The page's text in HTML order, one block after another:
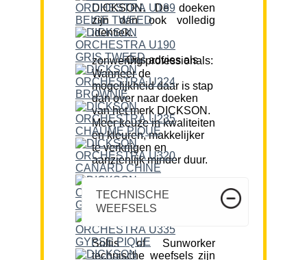
DICKSON. De doeken
zijn dan ook volledig
identiek.
Ons advies als zonwering professionals:
Wanneer de
mogelijkheid daar is stap
dan over naar doeken
van het merk DICKSON.
Meer keuze in kwaliteiten
en kleuren, makkelijker
te verkrijgen en
aanzienlijk minder duur.
TECHNISCHE
WEEFSELS
Soltis of Sunworker
technische weefsels zijn